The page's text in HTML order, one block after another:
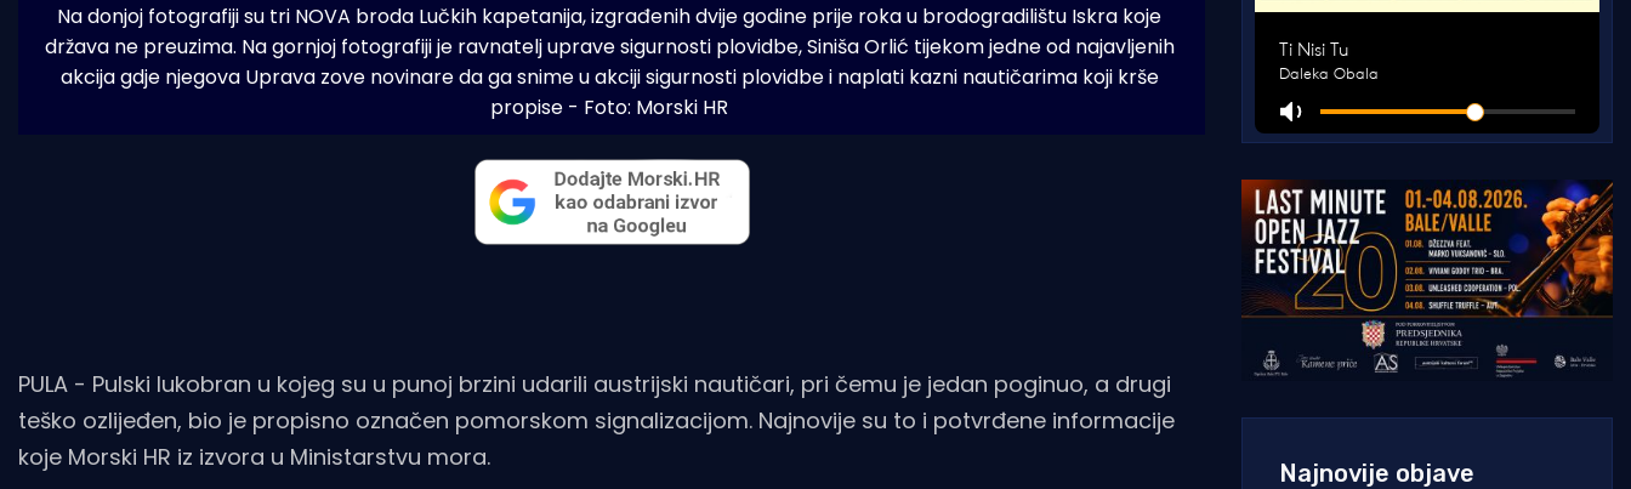
Na donjoj fotografiji su tri NOVA broda Lučkih kapetanija, izgrađenih dvije godine prije roka u brodogradilištu Iskra koje
država ne preuzima. Na gornjoj fotografiji je ravnatelj uprave sigurnosti plovidbe, Siniša Orlić tijekom jedne od najavljenih
akcija gdje njegova Uprava zove novinare da ga snime u akciji sigurnosti plovidbe i naplati kazni nautičarima koji krše
propise - Foto: Morski HR
PULA - Pulski lukobran u kojeg su u punoj brzini udarili austrijski nautičari, pri čemu je jedan poginuo, a drugi
teško ozlijeđen, bio je propisno označen pomorskom signalizacijom. Najnovije su to i potvrđene informacije
koje Morski HR iz izvora u Ministarstvu mora.
Najnovije objave